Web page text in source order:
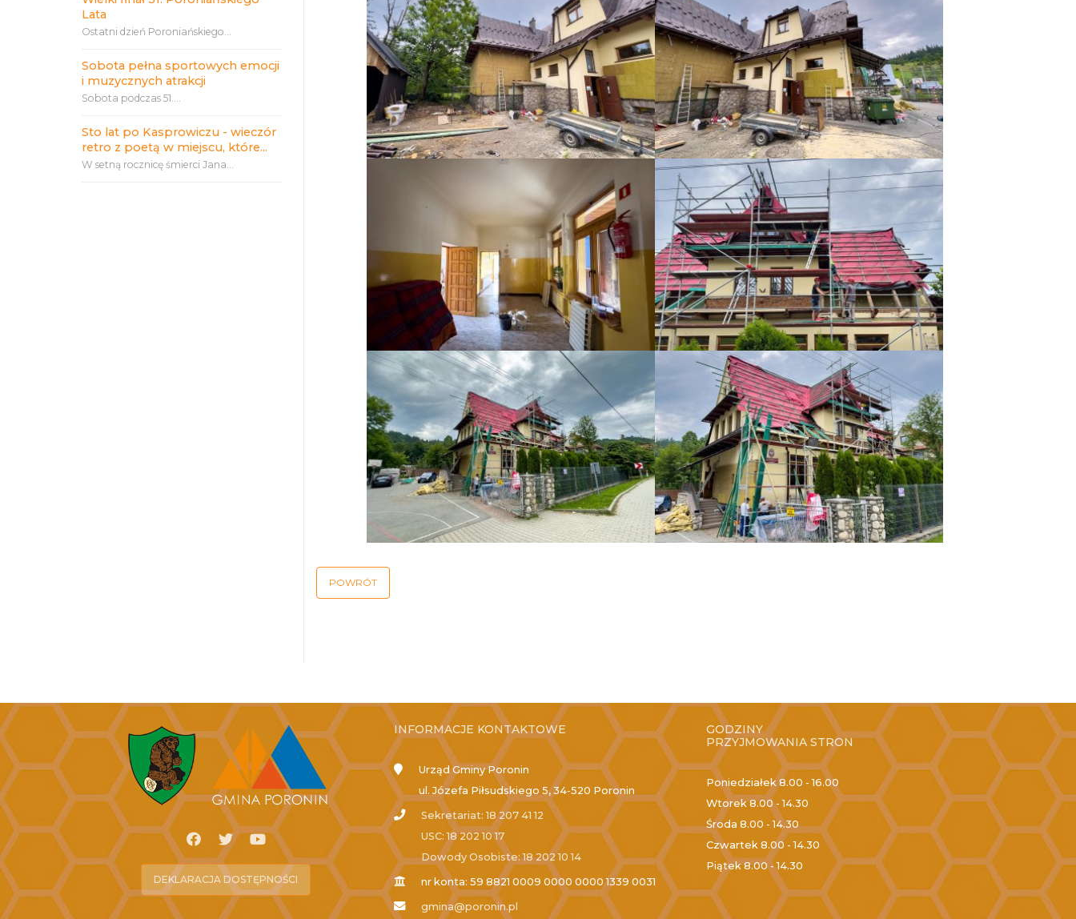
Lata
Ostatni dzień Poroniańskiego...
Sobota pełna sportowych emocji
i muzycznych atrakcji
Sobota podczas 51....
Sto lat po Kasprowiczu - wieczór
retro z poetą w miejscu, które...
W setną rocznicę śmierci Jana...
POWRÓT
DEKLARACJA DOSTĘPNOŚCI
INFORMACJE KONTAKTOWE
Urząd Gminy Poronin
ul. Józefa Piłsudskiego 5, 34-520 Poronin
Sekretariat: 18 207 41 12
USC: 18 202 10 17
Dowody Osobiste: 18 202 10 14
nr konta: 59 8821 0009 0000 0000 1339 0031
gmina@poronin.pl
GODZINY
PRZYJMOWANIA STRON
Poniedziałek 8.00 - 16.00
Wtorek8.00 - 14.30
Środa 8.00 - 14.30
Czwartek 8.00 - 14.30
Piątek8.00 - 14.30